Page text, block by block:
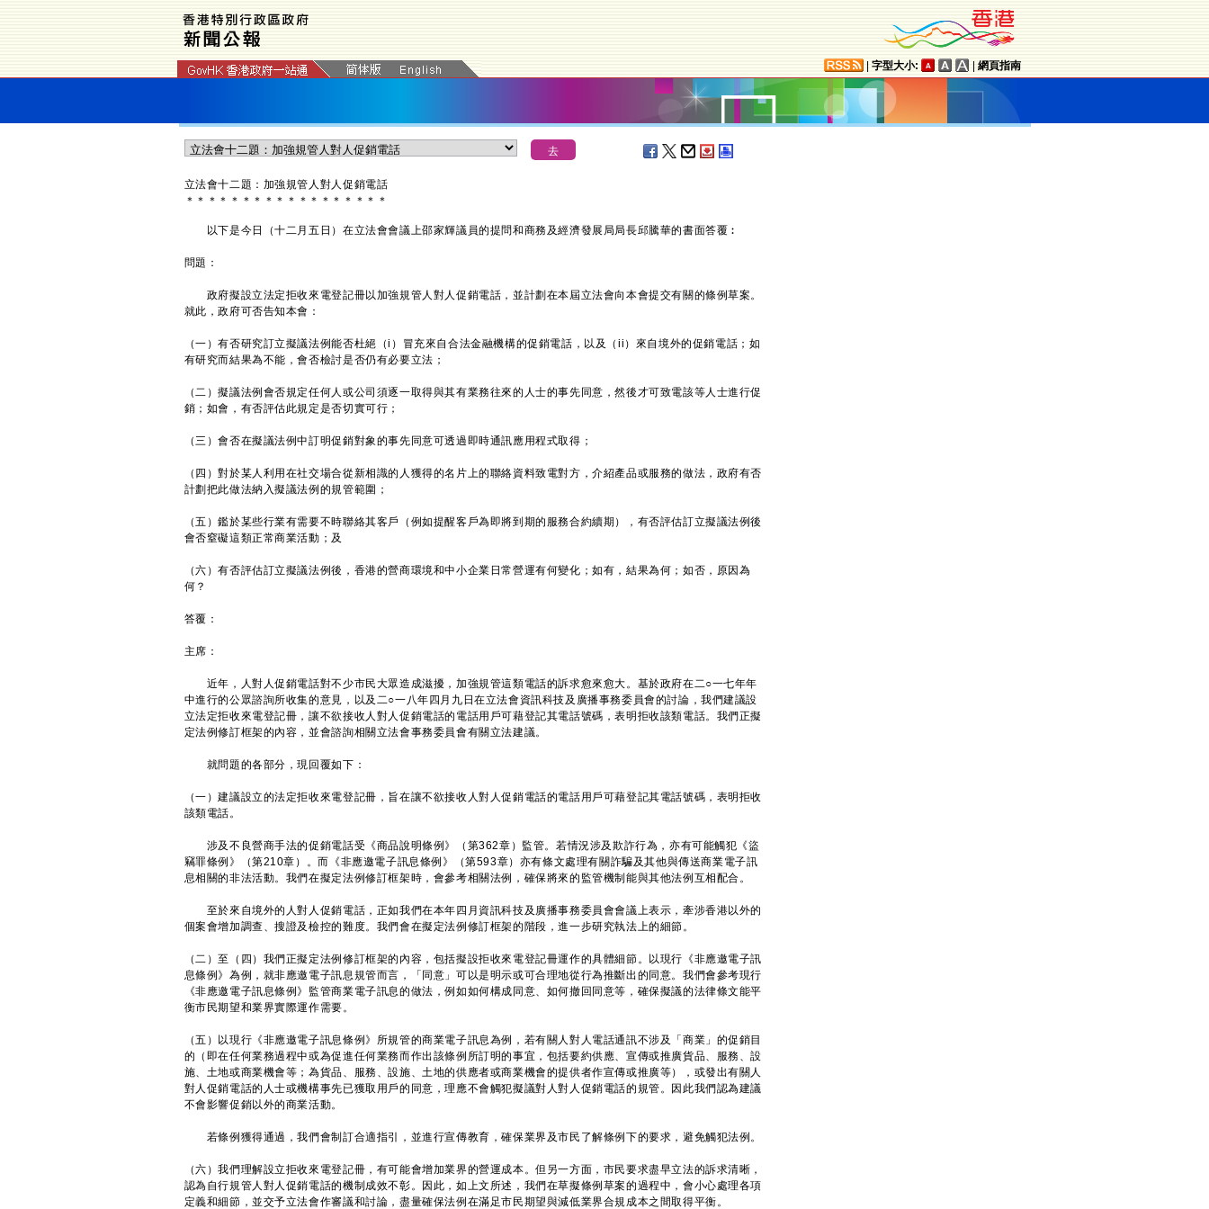
字型大小: 網頁指南
立法會十二題：加強規管人對人促銷電話
＊ ＊ ＊ ＊ ＊ ＊ ＊ ＊ ＊ ＊ ＊ ＊ ＊ ＊ ＊ ＊ ＊ ＊
以下是今日（十二月五日）在立法會會議上邵家輝議員的提問和商務及經濟發展局局長邱騰華的書面答覆︰
問題：
政府擬設立法定拒收來電登記冊以加強規管人對人促銷電話，並計劃在本屆立法會向本會提交有關的條例草案。
就此，政府可否告知本會：
（一）有否研究訂立擬議法例能否杜絕（i）冒充來自合法金融機構的促銷電話，以及（ii）來自境外的促銷電話；如
有研究而結果為不能，會否檢討是否仍有必要立法；
（二）擬議法例會否規定任何人或公司須逐一取得與其有業務往來的人士的事先同意，然後才可致電該等人士進行促
銷；如會，有否評估此規定是否切實可行；
（三）會否在擬議法例中訂明促銷對象的事先同意可透過即時通訊應用程式取得；
（四）對於某人利用在社交場合從新相識的人獲得的名片上的聯絡資料致電對方，介紹產品或服務的做法，政府有否
計劃把此做法納入擬議法例的規管範圍；
（五）鑑於某些行業有需要不時聯絡其客戶（例如提醒客戶為即將到期的服務合約續期），有否評估訂立擬議法例後
會否窒礙這類正常商業活動；及
（六）有否評估訂立擬議法例後，香港的營商環境和中小企業日常營運有何變化；如有，結果為何；如否，原因為
何？
答覆：
主席：
近年，人對人促銷電話對不少市民大眾造成滋擾，加強規管這類電話的訴求愈來愈大。基於政府在二○一七年年
中進行的公眾諮詢所收集的意見，以及二○一八年四月九日在立法會資訊科技及廣播事務委員會的討論，我們建議設
立法定拒收來電登記冊，讓不欲接收人對人促銷電話的電話用戶可藉登記其電話號碼，表明拒收該類電話。我們正擬
定法例修訂框架的內容，並會諮詢相關立法會事務委員會有關立法建議。
就問題的各部分，現回覆如下：
（一）建議設立的法定拒收來電登記冊，旨在讓不欲接收人對人促銷電話的電話用戶可藉登記其電話號碼，表明拒收
該類電話。
涉及不良營商手法的促銷電話受《商品說明條例》（第362章）監管。若情況涉及欺詐行為，亦有可能觸犯《盜
竊罪條例》（第210章）。而《非應邀電子訊息條例》（第593章）亦有條文處理有關詐騙及其他與傳送商業電子訊
息相關的非法活動。我們在擬定法例修訂框架時，會參考相關法例，確保將來的監管機制能與其他法例互相配合。
至於來自境外的人對人促銷電話，正如我們在本年四月資訊科技及廣播事務委員會會議上表示，牽涉香港以外的
個案會增加調查、搜證及檢控的難度。我們會在擬定法例修訂框架的階段，進一步研究執法上的細節。
（二）至（四）我們正擬定法例修訂框架的內容，包括擬設拒收來電登記冊運作的具體細節。以現行《非應邀電子訊
息條例》為例，就非應邀電子訊息規管而言，「同意」可以是明示或可合理地從行為推斷出的同意。我們會參考現行
《非應邀電子訊息條例》監管商業電子訊息的做法，例如如何構成同意、如何撤回同意等，確保擬議的法律條文能平
衡市民期望和業界實際運作需要。
（五）以現行《非應邀電子訊息條例》所規管的商業電子訊息為例，若有關人對人電話通訊不涉及「商業」的促銷目
的（即在任何業務過程中或為促進任何業務而作出該條例所訂明的事宜，包括要約供應、宣傳或推廣貨品、服務、設
施、土地或商業機會等；為貨品、服務、設施、土地的供應者或商業機會的提供者作宣傳或推廣等），或發出有關人
對人促銷電話的人士或機構事先已獲取用戶的同意，理應不會觸犯擬議對人對人促銷電話的規管。因此我們認為建議
不會影響促銷以外的商業活動。
若條例獲得通過，我們會制訂合適指引，並進行宣傳教育，確保業界及市民了解條例下的要求，避免觸犯法例。
（六）我們理解設立拒收來電登記冊，有可能會增加業界的營運成本。但另一方面，市民要求盡早立法的訴求清晰，
認為自行規管人對人促銷電話的機制成效不彰。因此，如上文所述，我們在草擬條例草案的過程中，會小心處理各項
定義和細節，並交予立法會作審議和討論，盡量確保法例在滿足市民期望與減低業界合規成本之間取得平衡。